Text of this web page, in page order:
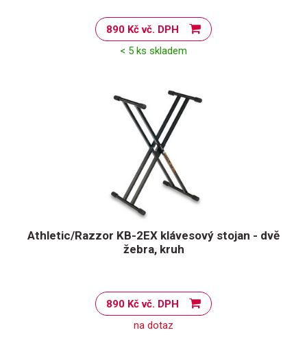
890 Kč vč. DPH
< 5 ks skladem
Athletic/Razzor KB-2EX klávesový stojan - dvě
žebra, kruh
890 Kč vč. DPH
na dotaz